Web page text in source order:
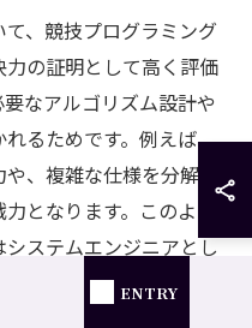
、競技プログラミング
の証明として高く評価
なアルゴリズム設計や
るためです。例えば、
、複雑な仕様を分解し
となります。このよう
ステムエンジニアとし
も強みとしてアピール
ENTRY